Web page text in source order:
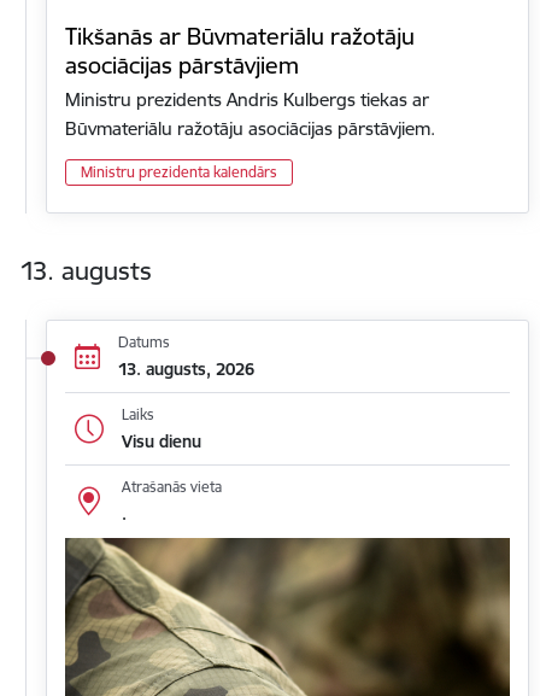
Tikšanās ar Būvmateriālu ražotāju
asociācijas pārstāvjiem
Ministru prezidents Andris Kulbergs tiekas ar
Būvmateriālu ražotāju asociācijas pārstāvjiem.
Ministru prezidenta kalendārs
13. augusts
Datums
13. augusts, 2026
Laiks
Visu dienu
Atrašanās vieta
.